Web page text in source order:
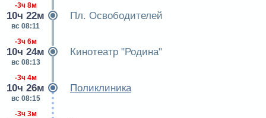
-3ч 8м
10ч 22м
вс 08:11
Пл. Освободителей
-3ч 6м
10ч 24м
вс 08:13
Кинотеатр "Родина"
-3ч 4м
10ч 26м
вс 08:15
Поликлиника
-3ч 3м